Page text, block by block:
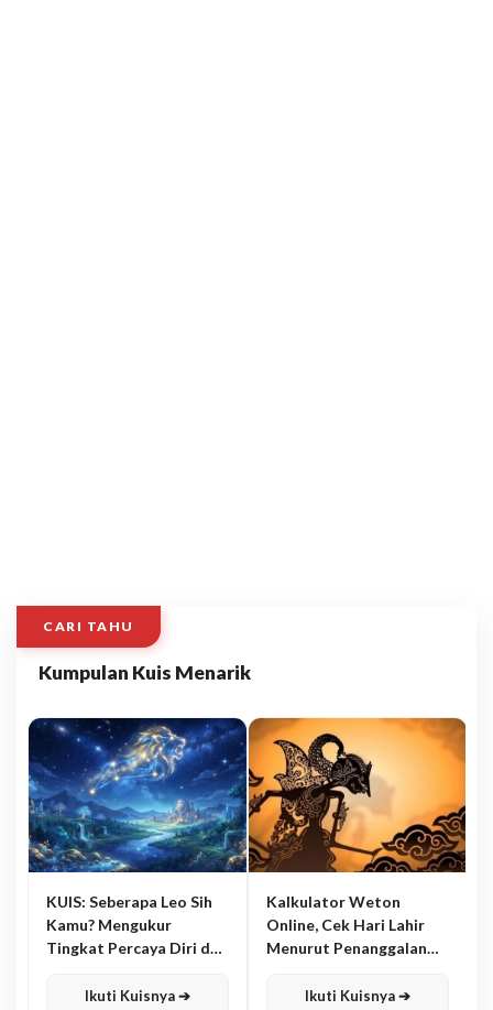
CARI TAHU
Kumpulan Kuis Menarik
KUIS: Seberapa Leo Sih
Kamu? Mengukur
Tingkat Percaya Diri dan
Ikuti Kuisnya ➔
Kalkulator Weton
Online, Cek Hari Lahir
Menurut Penanggalan
Ikuti Kuisnya ➔